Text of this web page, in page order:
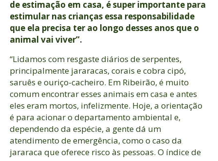
de estimação em casa, é super importante para
estimular nas crianças essa responsabilidade
que ela precisa ter ao longo desses anos que o
animal vai viver”.
“Lidamos com resgaste diários de serpentes,
principalmente jararacas, corais e cobra cipó,
saruês e ouriço-cacheiro. Em Ribeirão, é muito
comum encontrar esses animais em casa e antes
eles eram mortos, infelizmente. Hoje, a orientação
é para acionar o departamento ambiental e,
dependendo da espécie, a gente dá um
atendimento de emergência, como o caso da
jararaca que oferece risco às pessoas. O índice de